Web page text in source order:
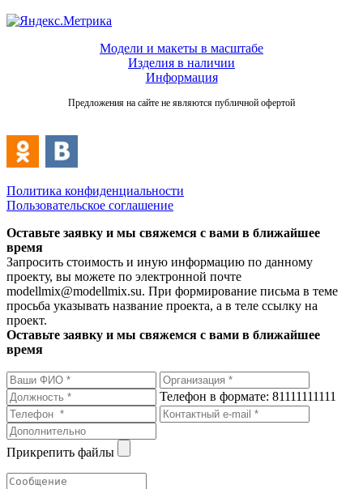
Модели и макеты в масштабе
Изделия в наличии
Информация
Предложения на сайте не являются публичной офертой
Политика конфиденциальности
Пользовательское соглашение
Оставьте заявку и мы свяжемся с вами в ближайшее
время
Запросить стоимость и иную информацию по данному
проекту, вы можете по электронной почте
modellmix@modellmix.su. При формирование письма в теме
просьба указывать название проекта, а в теле ссылку на
проект.
Оставьте заявку и мы свяжемся с вами в ближайшее
время
Телефон в формате: 81111111111
Прикрепить файлы